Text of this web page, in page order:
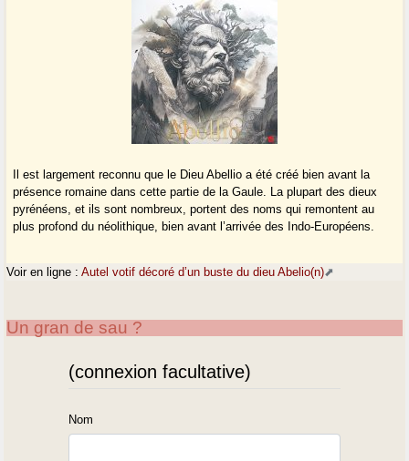
Il est largement reconnu que le Dieu Abellio a été créé bien avant la
présence romaine dans cette partie de la Gaule. La plupart des dieux
pyrénéens, et ils sont nombreux, portent des noms qui remontent au
plus profond du néolithique, bien avant l’arrivée des Indo-Européens.
Voir en ligne :Autel votif décoré d’un buste du dieu Abelio(n)
Un gran de sau ?
(connexion facultative)
Nom